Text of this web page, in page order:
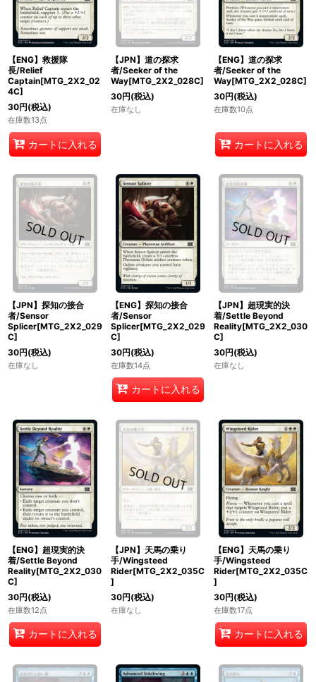
【ENG】救援隊
長/Relief
Captain[MTG_2X2_02
4C]
30円(税込)
在庫数13点
カートに入れる
【JPN】道の探求
者/Seeker of the
Way[MTG_2X2_028C]
30円(税込)
在庫なし
【ENG】道の探求
者/Seeker of the
Way[MTG_2X2_028C]
30円(税込)
在庫数10点
カートに入れる
【JPN】探知の接合
者/Sensor
Splicer[MTG_2X2_029
C]
30円(税込)
在庫なし
【ENG】探知の接合
者/Sensor
Splicer[MTG_2X2_029
C]
30円(税込)
在庫数14点
カートに入れる
【JPN】超現実的決
着/Settle Beyond
Reality[MTG_2X2_030
C]
30円(税込)
在庫なし
【ENG】超現実的決
着/Settle Beyond
Reality[MTG_2X2_030
C]
30円(税込)
在庫数12点
カートに入れる
【JPN】天馬の乗り
手/Wingsteed
Rider[MTG_2X2_035C
]
30円(税込)
在庫なし
【ENG】天馬の乗り
手/Wingsteed
Rider[MTG_2X2_035C
]
30円(税込)
在庫数17点
カートに入れる